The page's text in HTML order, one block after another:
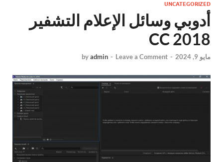
UNCATEGORIZED
أدوبي وسائل الإعلام التشفير
CC 2018
مايو 9, 2024 -
byadmin - Leave a Comment